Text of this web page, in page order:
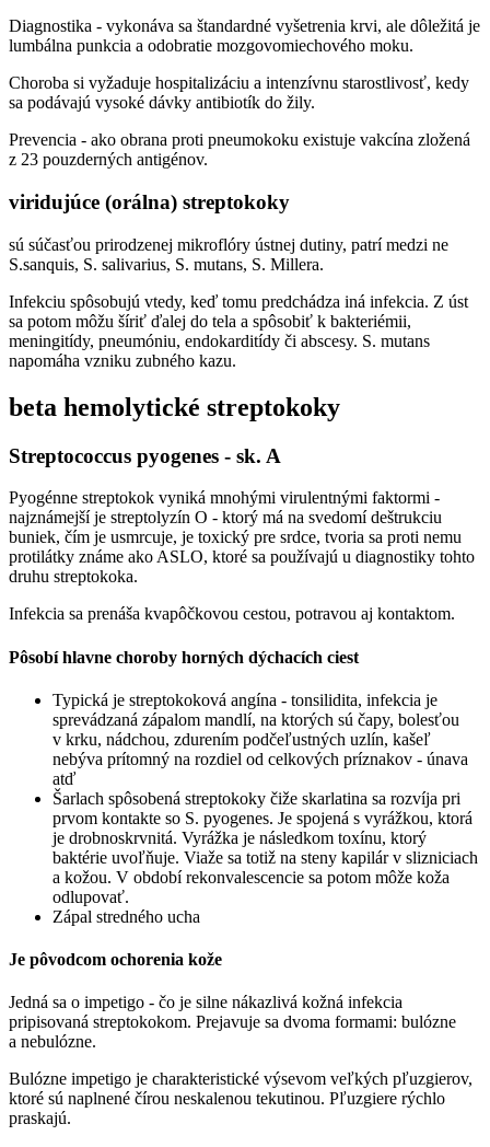
Diagnostika - vykonáva sa štandardné vyšetrenia krvi, ale dôležitá je
lumbálna punkcia a odobratie mozgovomiechového moku.
Choroba si vyžaduje hospitalizáciu a intenzívnu starostlivosť, kedy
sa podávajú vysoké dávky antibiotík do žily.
Prevencia - ako obrana proti pneumokoku existuje vakcína zložená
z 23 pouzderných antigénov.
viridujúce (orálna) streptokoky
sú súčasťou prirodzenej mikroflóry ústnej dutiny, patrí medzi ne
S.sanquis, S. salivarius, S. mutans, S. Millera.
Infekciu spôsobujú vtedy, keď tomu predchádza iná infekcia. Z úst
sa potom môžu šíriť ďalej do tela a spôsobiť k bakteriémii,
meningitídy, pneumóniu, endokarditídy či abscesy. S. mutans
napomáha vzniku zubného kazu.
beta hemolytické streptokoky
Streptococcus pyogenes - sk. A
Pyogénne streptokok vyniká mnohými virulentnými faktormi -
najznámejší je streptolyzín O - ktorý má na svedomí deštrukciu
buniek, čím je usmrcuje, je toxický pre srdce, tvoria sa proti nemu
protilátky známe ako ASLO, ktoré sa používajú u diagnostiky tohto
druhu streptokoka.
Infekcia sa prenáša kvapôčkovou cestou, potravou aj kontaktom.
Pôsobí hlavne choroby horných dýchacích ciest
Typická je streptokoková angína - tonsilidita, infekcia je
sprevádzaná zápalom mandlí, na ktorých sú čapy, bolesťou
v krku, nádchou, zdurením podčeľustných uzlín, kašeľ
nebýva prítomný na rozdiel od celkových príznakov - únava
atď
Šarlach spôsobená streptokoky čiže skarlatina sa rozvíja pri
prvom kontakte so S. pyogenes. Je spojená s vyrážkou, ktorá
je drobnoskrvnitá. Vyrážka je následkom toxínu, ktorý
baktérie uvoľňuje. Viaže sa totiž na steny kapilár v slizniciach
a kožou. V období rekonvalescencie sa potom môže koža
odlupovať.
Zápal stredného ucha
Je pôvodcom ochorenia kože
Jedná sa o impetigo - čo je silne nákazlivá kožná infekcia
pripisovaná streptokokom. Prejavuje sa dvoma formami: bulózne
a nebulózne.
Bulózne impetigo je charakteristické výsevom veľkých pľuzgierov,
ktoré sú naplnené čírou neskalenou tekutinou. Pľuzgiere rýchlo
praskajú.